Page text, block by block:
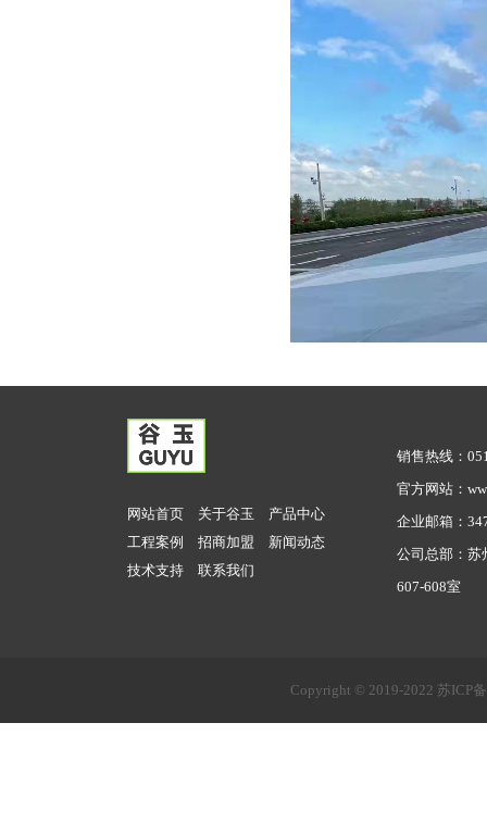
网站首页 关于谷玉
产品中心
工程案例
招商加盟
新闻动态
技术支持
联系我们
销售热线：
官方网站：
企业邮箱：
公司总部：苏
607-608室
Copyright © 2019-2022 苏ICP